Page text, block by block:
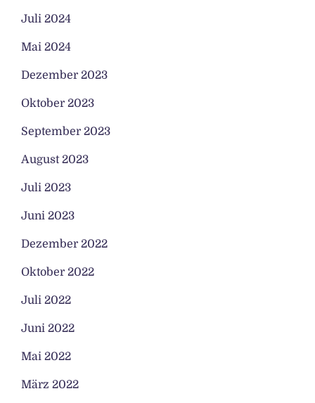
Juli 2024
Mai 2024
Dezember 2023
Oktober 2023
September 2023
August 2023
Juli 2023
Juni 2023
Dezember 2022
Oktober 2022
Juli 2022
Juni 2022
Mai 2022
März 2022